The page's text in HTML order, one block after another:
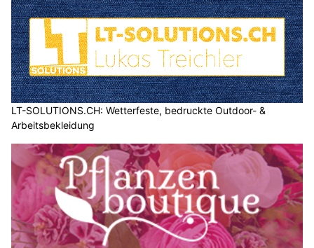
LT-SOLUTIONS.CH: Wetterfeste, bedruckte Outdoor- &
Arbeitsbekleidung